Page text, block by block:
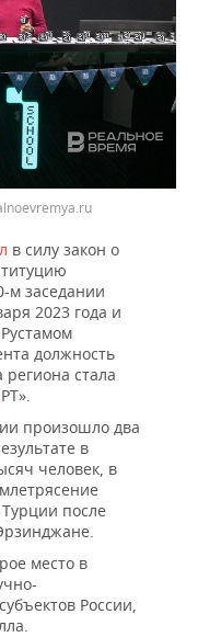
в силу закон о
м заседании
2023 года и
должность
стала
РТ».
произошло два
в
человек, в
после
место в
России,